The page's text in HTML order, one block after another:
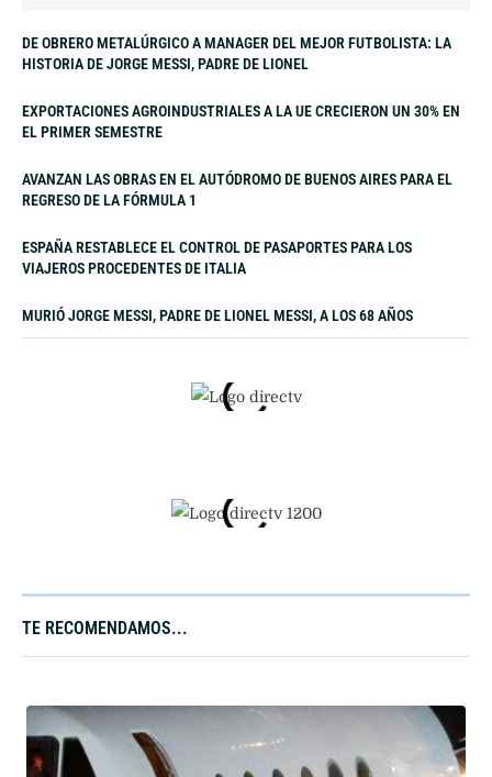
DE OBRERO METALÚRGICO A MANAGER DEL MEJOR FUTBOLISTA: LA
HISTORIA DE JORGE MESSI, PADRE DE LIONEL
EXPORTACIONES AGROINDUSTRIALES A LA UE CRECIERON UN 30% EN
EL PRIMER SEMESTRE
AVANZAN LAS OBRAS EN EL AUTÓDROMO DE BUENOS AIRES PARA EL
REGRESO DE LA FÓRMULA 1
ESPAÑA RESTABLECE EL CONTROL DE PASAPORTES PARA LOS
VIAJEROS PROCEDENTES DE ITALIA
MURIÓ JORGE MESSI, PADRE DE LIONEL MESSI, A LOS 68 AÑOS
TE RECOMENDAMOS...